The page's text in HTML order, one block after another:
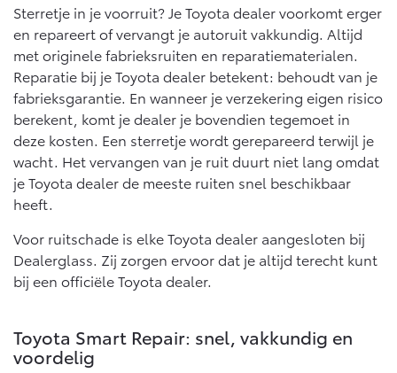
Vanaf € 76.695,- Vanaf € 27.945,-
Proace (excl. BTW)
OOK ALS BATTERIJ-
ELEKTRISCH
Vanaf € 37.500,-
Proace Verso
BATTERIJ-ELEKTRISCH
Vanaf € 55.950,-
Proace Max (excl. BTW)
OOK ALS BATTERIJ-
ELEKTRISCH
Hilux (excl. BTW)
OOK ALS BATTERIJ-
Sterretje in je voorruit? Je Toyota dealer voorkomt erger
en repareert of vervangt je autoruit vakkundig. Altijd
met originele fabrieksruiten en reparatiematerialen.
Reparatie bij je Toyota dealer betekent: behoudt van je
fabrieksgarantie. En wanneer je verzekering eigen risico
berekent, komt je dealer je bovendien tegemoet in
deze kosten. Een sterretje wordt gerepareerd terwijl je
wacht. Het vervangen van je ruit duurt niet lang omdat
je Toyota dealer de meeste ruiten snel beschikbaar
heeft.
Voor ruitschade is elke Toyota dealer aangesloten bij
Dealerglass. Zij zorgen ervoor dat je altijd terecht kunt
bij een officiële Toyota dealer.
Toyota Smart Repair: snel, vakkundig en
voordelig